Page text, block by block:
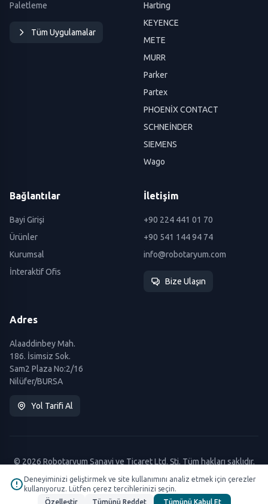
Paletleme
Tüm Uygulamalar
Harting
KEYENCE
METE
MURR
Parker
Partex
PHOENİX CONTACT
SCHNEİNDER
SIEMENS
Wago
Bağlantılar
Bayi Girişi
Ürünler
Kurumsal
İnteraktif Ofis
İletişim
+90 224 441 01 70
+90 541 144 94 74
info@robotaryum.com
Bize Ulaşın
Adres
Alaaddinbey Mah.
186. İsimsiz Sok.
Sam2 Plaza No:2/16
Nilüfer/BURSA
Yol Tarifi Al
© 2026 Robotaryum Sanayi ve Ticaret Ltd. Şti. Tüm hakları saklıdır.
Deneyiminizi geliştirmek ve site kullanımını analiz etmek için çerezler
kullanıyoruz. Lütfen çerez tercihlerinizi seçin.
Özelleştir
Tümünü Reddet Tümünü Kabul Et